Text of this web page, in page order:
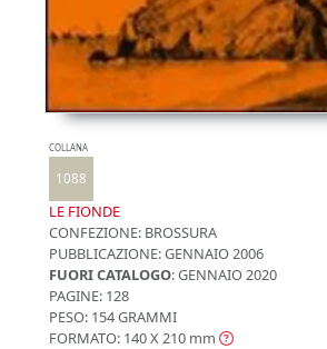
COLLANA
1088
LE FIONDE
CONFEZIONE: BROSSURA
PUBBLICAZIONE:GENNAIO 2006
FUORI CATALOGO: GENNAIO 2020
PAGINE: 128
PESO: 154 GRAMMI
FORMATO: 140 X 210 mm